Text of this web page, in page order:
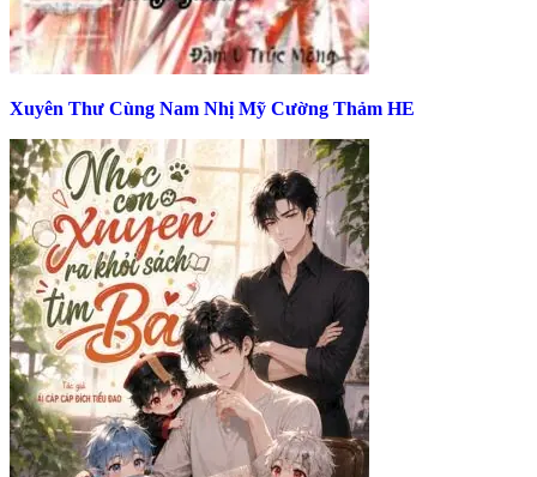
Xuyên Thư Cùng Nam Nhị Mỹ Cường Thảm HE